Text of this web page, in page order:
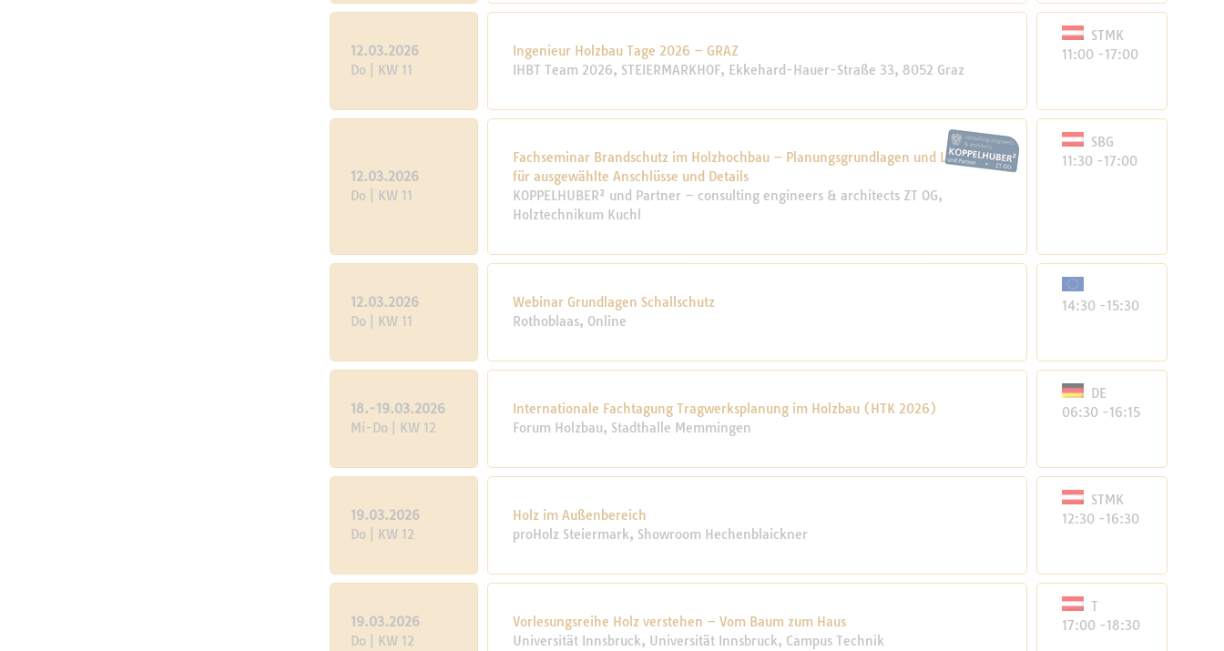
12.03.2026
Do | KW 11
Ingenieur Holzbau Tage 2026 – GRAZ
IHBT Team 2026, STEIERMARKHOF, Ekkehard-Hauer-Straße 33, 8052 Graz
STMK
11:00 -17:00
12.03.2026
Do | KW 11
Fachseminar Brandschutz im Holzhochbau – Planungsgrundlagen und Lösungen
für ausgewählte Anschlüsse und Details
KOPPELHUBER² und Partner – consulting engineers & architects ZT OG,
Holztechnikum Kuchl
SBG
11:30 -17:00
12.03.2026
Do | KW 11
Webinar Grundlagen Schallschutz
Rothoblaas, Online
14:30 -15:30
18.-19.03.2026
Mi-Do | KW 12
Internationale Fachtagung Tragwerksplanung im Holzbau (HTK 2026)
Forum Holzbau, Stadthalle Memmingen
DE
06:30 -16:15
19.03.2026
Do | KW 12
Holz im Außenbereich
proHolz Steiermark, Showroom Hechenblaickner
STMK
12:30 -16:30
19.03.2026
Do | KW 12
Vorlesungsreihe Holz verstehen – Vom Baum zum Haus
Universität Innsbruck, Univer­sität Inns­bruck, Campus Technik
T
17:00 -18:30